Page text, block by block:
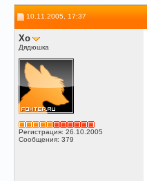
10.11.2005, 17:37
Xo
Дядюшка
Регистрация: 26.10.2005
Сообщения: 379